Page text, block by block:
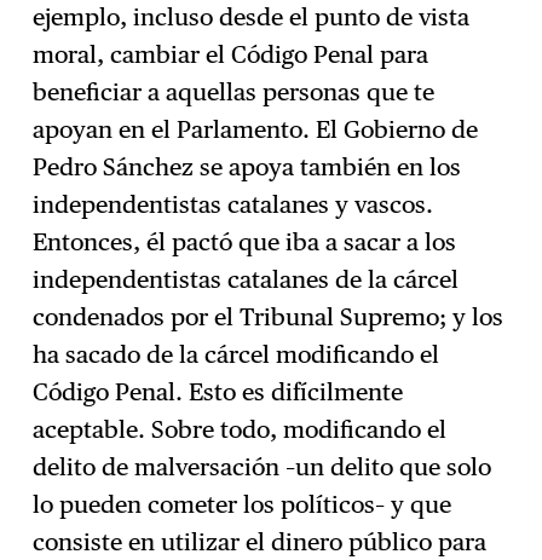
ejemplo, incluso desde el punto de vista
moral, cambiar el Código Penal para
beneficiar a aquellas personas que te
apoyan en el Parlamento. El Gobierno de
Pedro Sánchez se apoya también en los
independentistas catalanes y vascos.
Entonces, él pactó que iba a sacar a los
independentistas catalanes de la cárcel
condenados por el Tribunal Supremo; y los
ha sacado de la cárcel modificando el
Código Penal. Esto es difícilmente
aceptable. Sobre todo, modificando el
delito de malversación –un delito que solo
lo pueden cometer los políticos– y que
consiste en utilizar el dinero público para